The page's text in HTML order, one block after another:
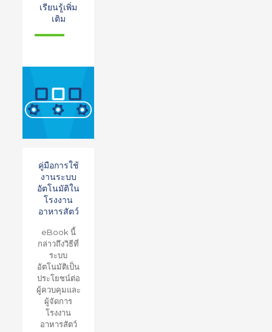
เรียนรู้เพิ่ม
เติม
คู่มือการใช้
งานระบบ
อัตโนมัติใน
โรงงาน
อาหารสัตว์
eBook นี้
กล่าวถึงวิธีที่
ระบบ
อัตโนมัติเป็น
ประโยชน์ต่อ
ผู้ควบคุมและ
ผู้จัดการ
โรงงาน
อาหารสัตว์